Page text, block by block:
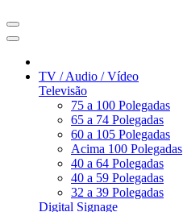
TV / Audio / Vídeo
Televisão
75 a 100 Polegadas
65 a 74 Polegadas
60 a 105 Polegadas
Acima 100 Polegadas
40 a 64 Polegadas
40 a 59 Polegadas
32 a 39 Polegadas
Digital Signage